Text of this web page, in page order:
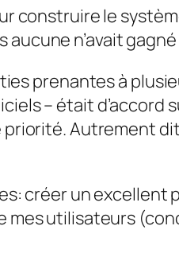
construire le
n’avait gagné
prenantes à
– était d’accord
Autrement
créer un
utilisateurs